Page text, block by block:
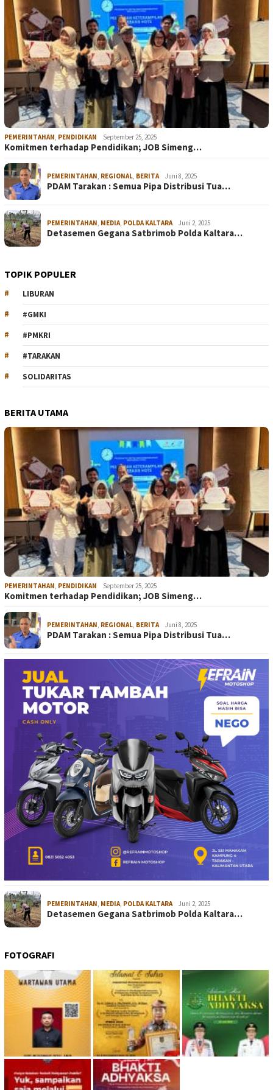
PEMERINTAHAN, PENDIDIKAN September 25, 2025
Komitmen terhadap Pendidikan; JOB Simeng…
PEMERINTAHAN, REGIONAL, BERITA Juni 8, 2025
PDAM Tarakan : Semua Pipa Distribusi Tua…
PEMERINTAHAN, MEDIA, POLDA KALTARA Juni 2, 2025
Detasemen Gegana Satbrimob Polda Kaltara…
TOPIK POPULER
LIBURAN
#GMKI
#PMKRI
#TARAKAN
SOLIDARITAS
BERITA UTAMA
PEMERINTAHAN, PENDIDIKAN September 25, 2025
Komitmen terhadap Pendidikan; JOB Simeng…
PEMERINTAHAN, REGIONAL, BERITA Juni 8, 2025
PDAM Tarakan : Semua Pipa Distribusi Tua…
PEMERINTAHAN MEDIA POLDA KALTARA Juni 2, 2025
Detasemen Gegana Satbrimob Polda Kaltara…
FOTOGRAFI